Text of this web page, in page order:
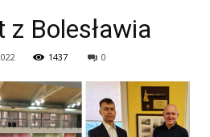
z Bolesławia
1437 0